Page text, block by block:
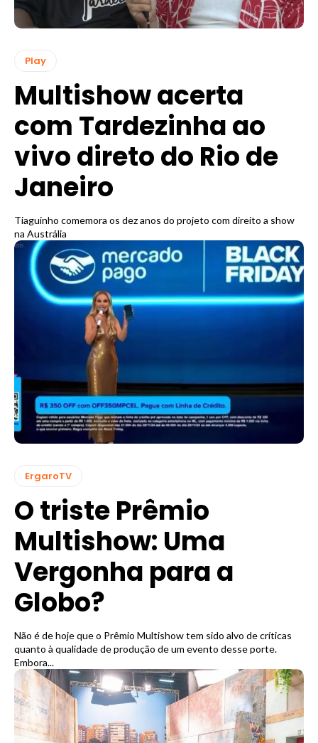
Play
Multishow acerta
com Tardezinha ao
vivo direto do Rio de
Janeiro
Tiaguinho comemora os dez anos do projeto com direito a show
na Austrália
ErgaroTV
O triste Prêmio
Multishow: Uma
Vergonha para a
Globo?
Não é de hoje que o Prêmio Multishow tem sido alvo de críticas
quanto à qualidade de produção de um evento desse porte.
Embora...